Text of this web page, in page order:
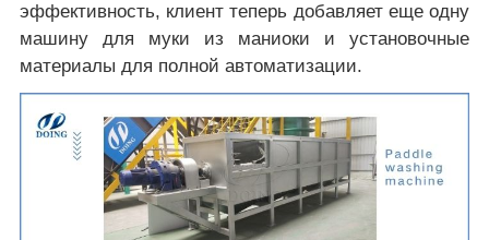
эффективность, клиент теперь добавляет еще одну
машину для муки из маниоки и установочные
материалы для полной автоматизации.